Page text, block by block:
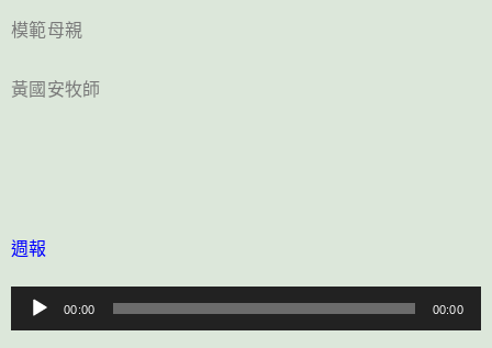
放
模範母親
黃國安牧師
週報
訊
00:00 00:00